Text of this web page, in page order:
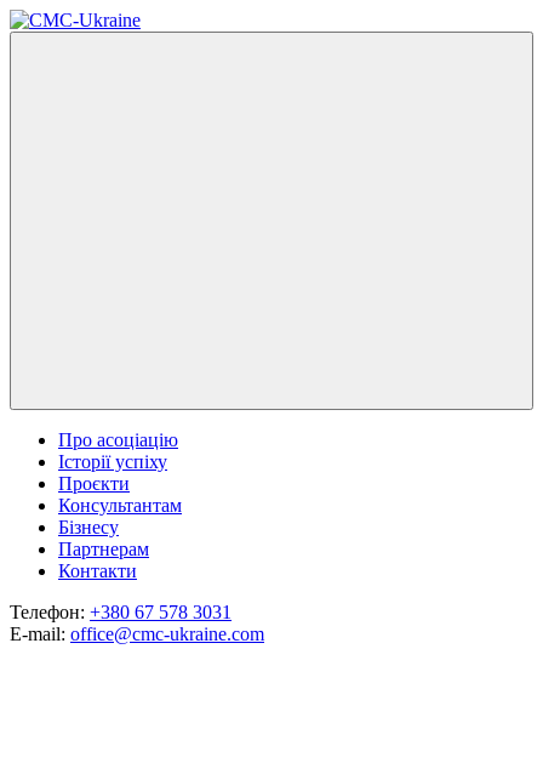
Про асоціацію
Історії успіху
Проєкти
Консультантам
Бізнесу
Партнерам
Контакти
Телефон: +380 67 578 3031
E-mail: office@cmc-ukraine.com